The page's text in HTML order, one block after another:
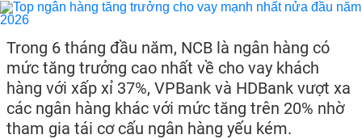
Trong 6 tháng đầu năm, NCB là ngân hàng có
mức tăng trưởng cao nhất về cho vay khách
hàng với xấp xỉ 37%, VPBank và HDBank vượt xa
các ngân hàng khác với mức tăng trên 20% nhờ
tham gia tái cơ cấu ngân hàng yếu kém.